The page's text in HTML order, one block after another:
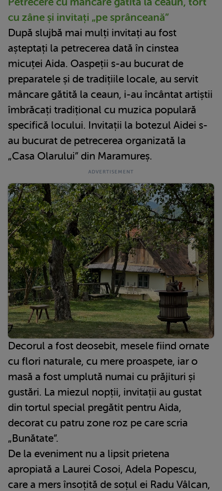
cu zâne și invitați „pe sprânceană”
După slujbă mai mulți invitați au fost
așteptați la petrecerea dată în cinstea
micuței Aida. Oaspeții s-au bucurat de
preparatele și de tradițiile locale, au servit
mâncare gătită la ceaun, i-au încântat artiștii
îmbrăcați tradițional cu muzica populară
specifică locului. Invitații la botezul Aidei s-
au bucurat de petrecerea organizată la
„Casa Olarului” din Maramureș.
Decorul a fost deosebit, mesele fiind ornate
cu flori naturale, cu mere proaspete, iar o
masă a fost umplută numai cu prăjituri și
gustări. La miezul nopții, invitații au gustat
din tortul special pregătit pentru Aida,
decorat cu patru zone roz pe care scria
„Bunătate”.
De la eveniment nu a lipsit prietena
apropiată a Laurei Cosoi, Adela Popescu,
care a mers însoțită de soțul ei Radu Vâlcan,